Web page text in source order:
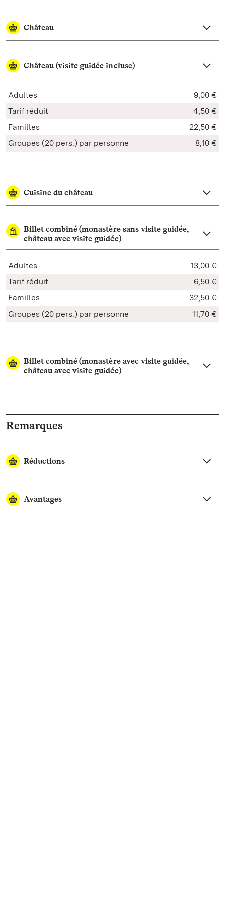
Château
Château (visite guidée incluse)
Adultes
9,00 €
Tarif réduit
4,50 €
Familles
22,50 €
Groupes (20 pers.) par personne
8,10 €
Cuisine du château
Billet combiné (monastère sans visite guidée,
château avec visite guidée)
Adultes
13,00 €
Tarif réduit
6,50 €
Familles
32,50 €
Groupes (20 pers.) par personne
11,70 €
Billet combiné (monastère avec visite guidée,
château avec visite guidée)
Remarques
Réductions
Avantages